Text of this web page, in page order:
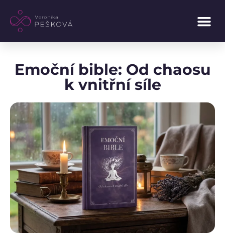
Emoční bible: Od chaosu
k vnitřní síle